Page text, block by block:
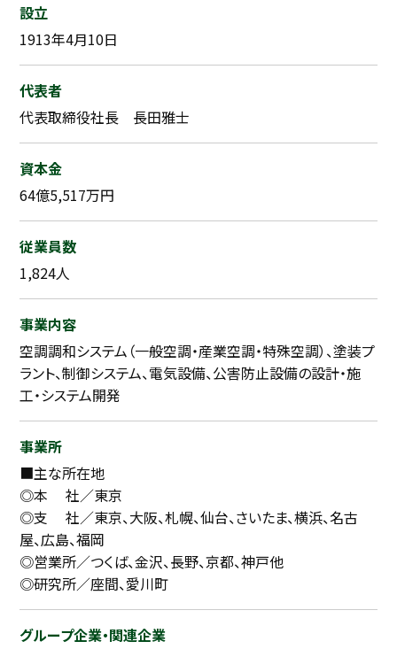
設立
1913年4月10日
代表者
代表取締役社長 長田雅士
資本金
64億5,517万円
従業員数
1,824人
事業内容
空調調和システム（一般空調・産業空調・特殊空調）、塗装プ
ラント、制御システム、電気設備、公害防止設備の設計・施
工・システム開発
事業所
■主な所在地
◎本 社／東京
◎支 社／東京、大阪、札幌、仙台、さいたま、横浜、名古
屋、広島、福岡
◎営業所／つくば、金沢、長野、京都、神戸他
◎研究所／座間、愛川町
グループ企業・関連企業